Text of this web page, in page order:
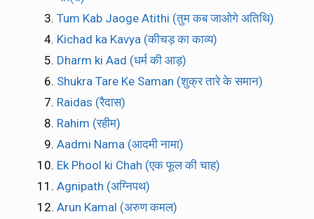
Tum Kab Jaoge Atithi (तुम कब जाओगे अतिथि)
Kichad ka Kavya (कीचड़ का काव्य)
Dharm ki Aad (धर्म की आड़)
Shukra Tare Ke Saman (शुक्र तारे के समान)
Raidas (रैदास)
Rahim (रहीम)
Aadmi Nama (आदमी नामा)
Ek Phool ki Chah (एक फूल की चाह)
Agnipath (अग्निपथ)
Arun Kamal (अरुण कमल)